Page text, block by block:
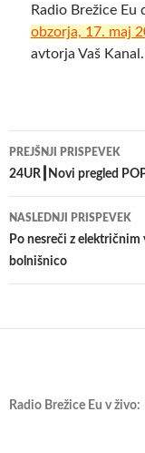
Radio Brežice Eu
obzorja, 17. maj
avtorja Vaš Kanal.
Krmarjenje
po
prispevkih
PREJŠNJI PRISPEVEK
24UR┃Novi pregled
NASLEDNJI PRISPEVEK
Po nesreči z
bolnišnico
Radio Brežice Eu v živo: